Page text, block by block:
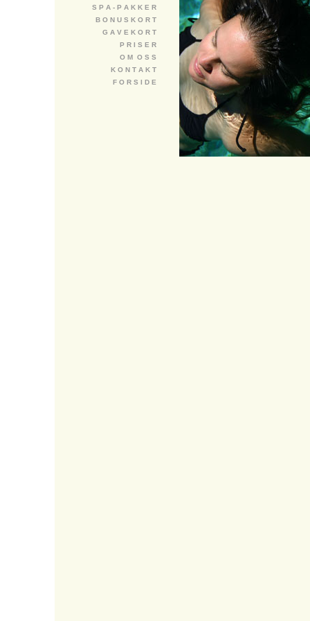
S P A - P A K K E R
B O N U S K O R T
G A V E K O R T
P R I S E R
O M O S S
K O N T A K T
F O R S I D E